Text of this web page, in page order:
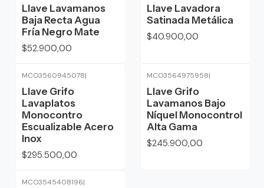
Llave Lavamanos
Baja Recta Agua
Fría Negro Mate
$52.900,00
Llave Lavadora
Satinada Metálica
$40.900,00
MCO3560945078|
Llave Grifo
Lavaplatos
Monocontro
Escualizable Acero
Inox
$295.500,00
MCO3564975958|
Llave Grifo
Lavamanos Bajo
Níquel Monocontrol
Alta Gama
$245.900,00
MCO3545408196|